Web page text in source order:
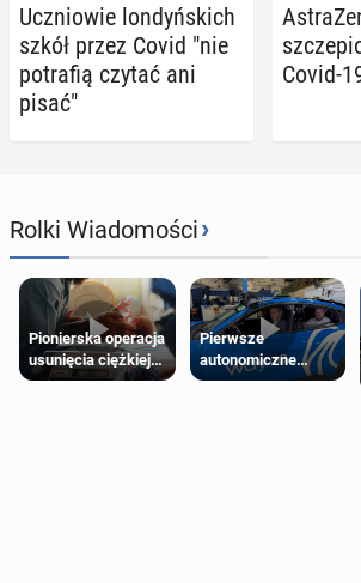
Ucznio­wie lon­dyń­skich
szkół przez Covid "nie
po­tra­fią czytać ani
pisać"
Covid-
Rolki Wiadomości›
Pionierska operacja
usunięcia ciężkiej
wady wrodzonej
Pierwsze
autonomiczne
Ubery pojawią się